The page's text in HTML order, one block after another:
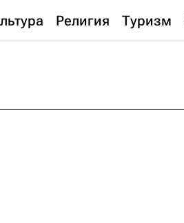
Религия Туризм